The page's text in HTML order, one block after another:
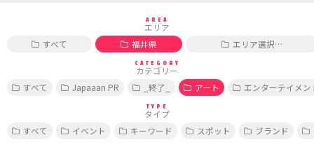
AREA
エリア
すべて
福井県 エリア選択…
CATEGORY
カテゴリー
すべて
Japaaan PR _終了_ アート エンターテイメン
TYPE
タイプ
すべて
イベント キーワード スポット ブランド